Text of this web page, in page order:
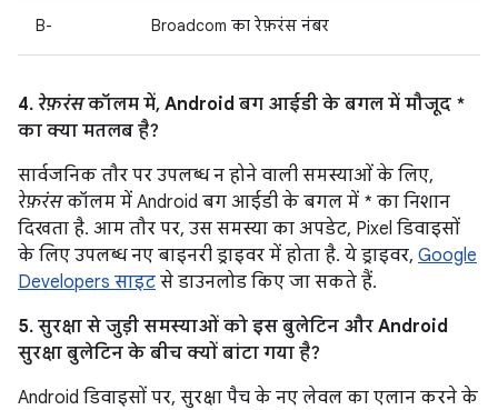
B- Broadcom का रेफ़रंस नंबर
4. रेफ़रंसकॉलम में, Android बग आईडी के बगल में मौजूद *
का क्या मतलब है?
सार्वजनिक तौर पर उपलब्ध न होने वाली समस्याओं के लिए,
रेफ़रंसकॉलम में Android बग आईडी के बगल में * का निशान
दिखता है. आम तौर पर, उस समस्या का अपडेट, Pixel डिवाइसों
के लिए उपलब्ध नए बाइनरी ड्राइवर में होता है. ये ड्राइवर, Google
Developers साइट से डाउनलोड किए जा सकते हैं.
5. सुरक्षा से जुड़ी समस्याओं को इस बुलेटिन और Android
सुरक्षा बुलेटिन के बीच क्यों बांटा गया है?
Android डिवाइसों पर, सुरक्षा पैच के नए लेवल का एलान करने के